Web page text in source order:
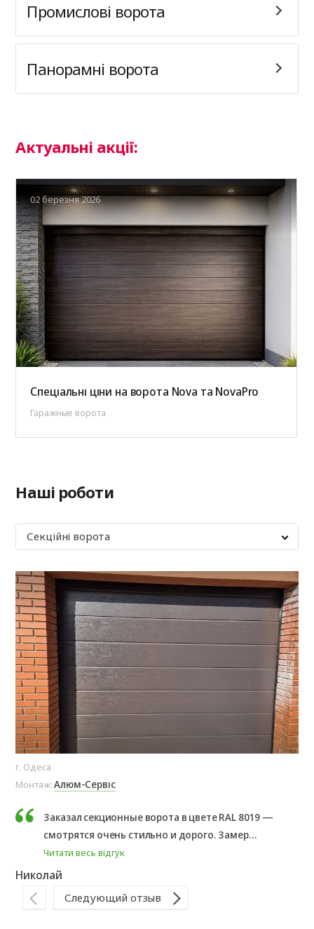
Промислові ворота
Панорамні ворота
Актуальні акції:
Спеціальні ціни на ворота Nova та NovaPro
Гаражные ворота
02 березня 2026
Наші роботи
Секційні ворота
г. Одеса
Монтаж:Алюм-Сервіс
Заказал секционные ворота в цвете RAL 8019 —
смотрятся очень стильно и дорого. Замер
сделали быстро, помогли с выбором и
подробно всё объяснили. Установку выполнили
ворот и работой полностью доволен. Спасибо
Читати весь відгук
Николай
Следующий отзыв